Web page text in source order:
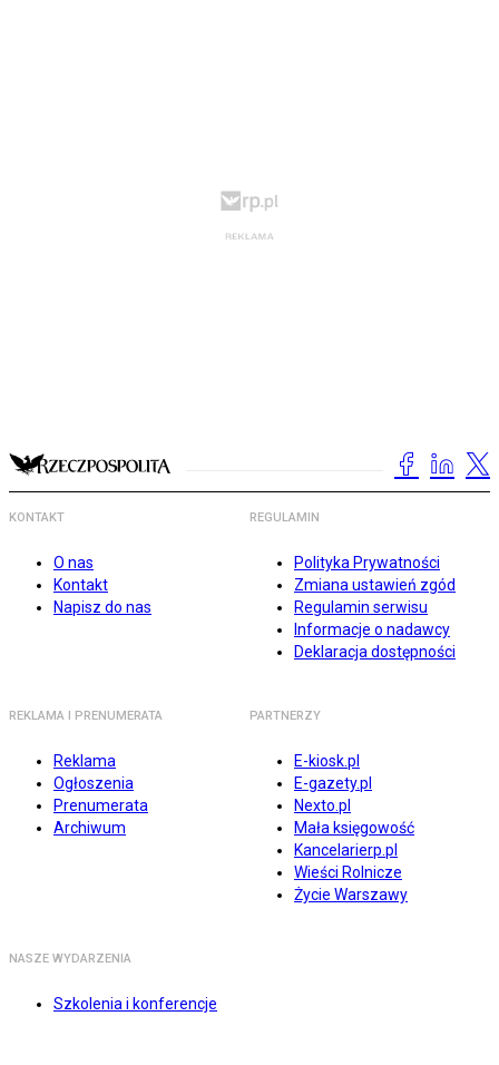
KONTAKT
O nas
Kontakt
Napisz do nas
REGULAMIN
Polityka Prywatności
Zmiana ustawień zgód
Regulamin serwisu
Informacje o nadawcy
Deklaracja dostępności
REKLAMA I PRENUMERATA
Reklama
Ogłoszenia
Prenumerata
Archiwum
PARTNERZY
E-kiosk.pl
E-gazety.pl
Nexto.pl
Mała księgowość
Kancelarierp.pl
Wieści Rolnicze
Życie Warszawy
NASZE WYDARZENIA
Szkolenia i konferencje